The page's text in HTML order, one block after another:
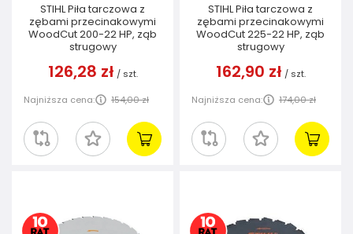
STIHL Piła tarczowa z
zębami przecinakowymi
WoodCut 200-22 HP, ząb
strugowy
126,28 zł / szt.
Najniższa cena: 154,00 zł
STIHL Piła tarczowa z
zębami przecinakowymi
WoodCut 225-22 HP, ząb
strugowy
162,90 zł / szt.
Najniższa cena: 174,00 zł